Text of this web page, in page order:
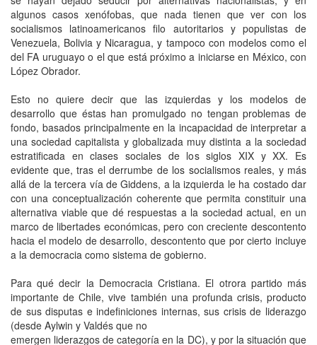
algunos casos xenófobas, que nada tienen que ver con los
socialismos latinoamericanos filo autoritarios y populistas de
Venezuela, Bolivia y Nicaragua, y tampoco con modelos como el
del FA uruguayo o el que está próximo a iniciarse en México, con
López Obrador.
Esto no quiere decir que las izquierdas y los modelos de
desarrollo que éstas han promulgado no tengan problemas de
fondo, basados principalmente en la incapacidad de interpretar a
una sociedad capitalista y globalizada muy distinta a la sociedad
estratificada en clases sociales de los siglos XIX y XX. Es
evidente que, tras el derrumbe de los socialismos reales, y más
allá de la tercera vía de Giddens, a la izquierda le ha costado dar
con una conceptualización coherente que permita constituir una
alternativa viable que dé respuestas a la sociedad actual, en un
marco de libertades económicas, pero con creciente descontento
hacia el modelo de desarrollo, descontento que por cierto incluye
a la democracia como sistema de gobierno.
Para qué decir la Democracia Cristiana. El otrora partido más
importante de Chile, vive también una profunda crisis, producto
de sus disputas e indefiniciones internas, sus crisis de liderazgo
(desde Aylwin y Valdés que no
emergen liderazgos de categoría en la DC), y por la situación que